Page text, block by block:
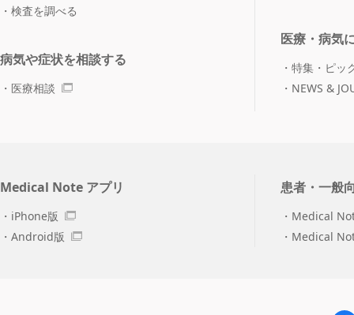
検査を調べる
病気や症状を相談する
医療相談
医療・病気
特集・ピッ
NEWS &
Medical Note アプリ
iPhone版
Android版
患者・一般
Medical
Medical